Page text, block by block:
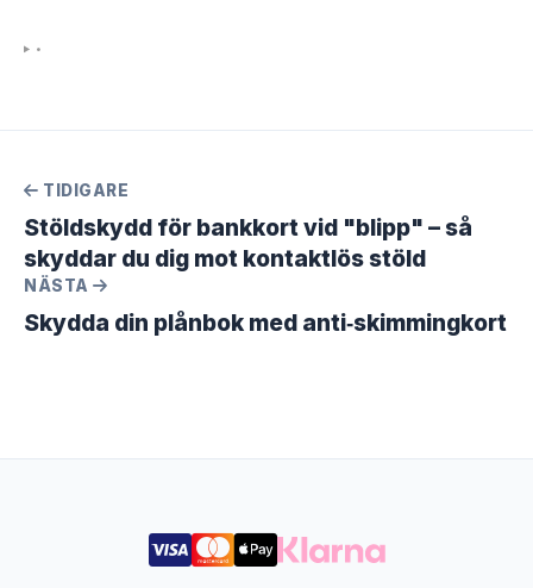
•
TIDIGARE
Stöldskydd för bankkort vid "blipp" – så
skyddar du dig mot kontaktlös stöld
NÄSTA
Skydda din plånbok med anti‑skimmingkort